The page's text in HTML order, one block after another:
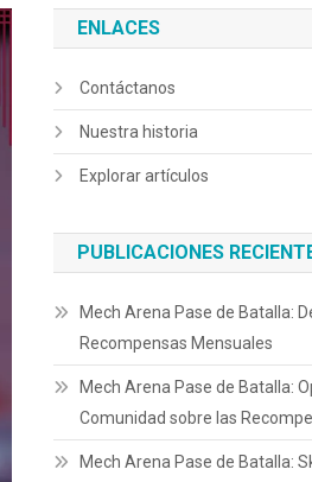
ENLACES
Contáctanos
Nuestra historia
Explorar artículos
PUBLICACIONES
Mech Arena Pase de Batalla:
Recompensas Mensuales
Mech Arena Pase de Batalla:
Comunidad sobre las
Mech Arena Pase de Batalla: